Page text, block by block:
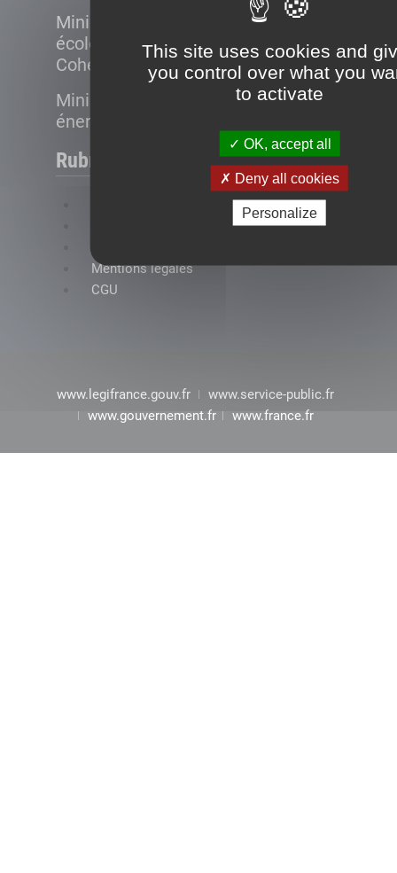
This site uses cookies and
you control over what you
to activate
OK, accept all
Deny all cookies
Personalize
Ministère de la Transition
écologique et de la
Cohésion des territoires
Ministère de la Transition
énergétique
Rubriques
Mentions légales
CGU
www.legifrance.gouv.fr
www.service-public.fr
www.gouvernement.fr
www.france.fr